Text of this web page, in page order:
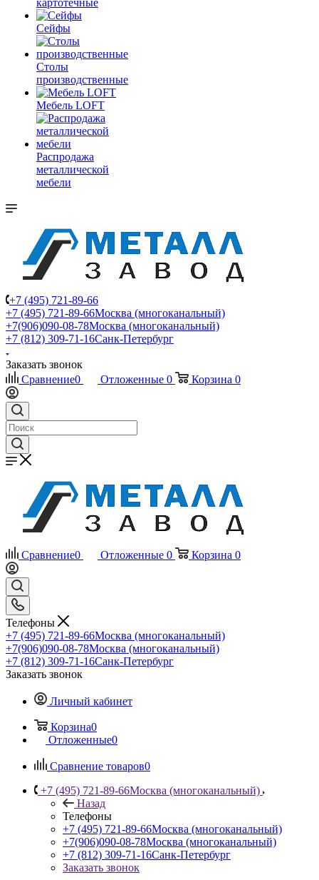
картотечные
Сейфы
Столы
производственные
Мебель LOFT
Распродажа
металлической
мебели
+7 (495) 721-89-66
+7 (495) 721-89-66Москва (многоканальный)
+7(906)090-08-78Москва (многоканальный)
+7 (812) 309-71-16Санк-Петербург
Заказать звонок
Сравнение0 Отложенные 0 Корзина 0
Сравнение0 Отложенные 0 Корзина 0
Телефоны
+7 (495) 721-89-66Москва (многоканальный)
+7(906)090-08-78Москва (многоканальный)
+7 (812) 309-71-16Санк-Петербург
Заказать звонок
Личный кабинет
Корзина0
Отложенные0
Сравнение товаров0
+7 (495) 721-89-66Москва (многоканальный)
Назад
Телефоны
+7 (495) 721-89-66Москва (многоканальный)
+7(906)090-08-78Москва (многоканальный)
+7 (812) 309-71-16Санк-Петербург
Заказать звонок